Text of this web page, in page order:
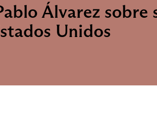
Álvarez sobre
Unidos